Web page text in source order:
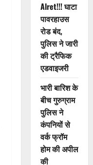
Alret!!! घाटा
पावरहाउस
रोड बंद,
पुलिस ने जारी
की ट्रैफिक
एडवाइजरी
भारी बारिश के
बीच गुरुग्राम
पुलिस ने
कंपनियों से
वर्क फ्रॉम
होम की अपील
की